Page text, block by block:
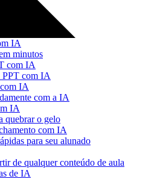
IA
minutos
com IA
PPT com IA
IA
com a IA
IA
quebrar o gelo
com IA
para seu alunado
de qualquer conteúdo de aula
de IA